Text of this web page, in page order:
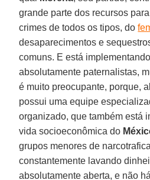
grande parte dos recursos
crimes de todos os tipos, do
desaparecimentos e
comuns. E está
absolutamente paternalistas,
é muito preocupante, porque,
possui uma equipe
organizado, que também está
vida socioeconômica do
grupos menores de
constantemente lavando
absolutamente aberta, e não